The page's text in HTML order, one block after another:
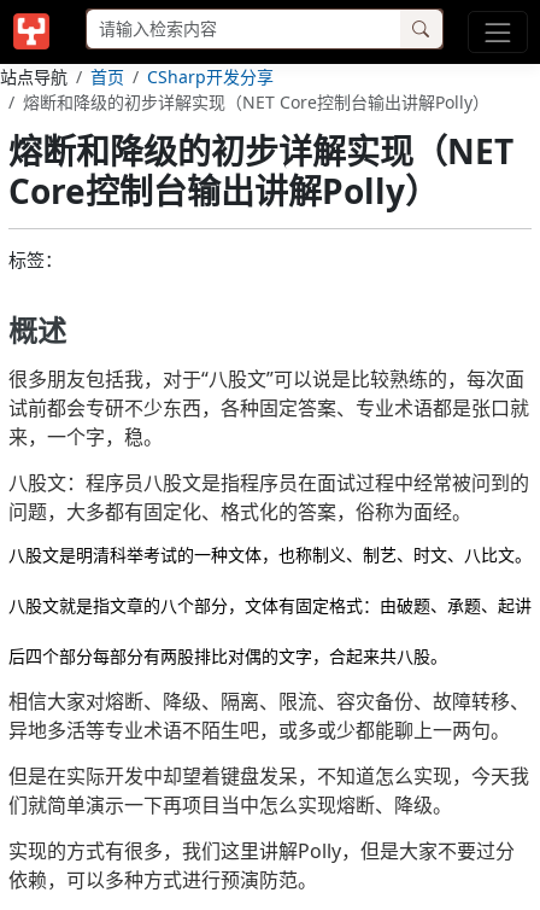
站点导航 首页
CSharp开发分享
熔断和降级的初步详解实现（NET Core控制台输出讲解Polly）
熔断和降级的初步详解实现（NET
Core控制台输出讲解Polly）
标签：
概述
很多朋友包括我，对于“八股文”可以说是比较熟练的，每次面
试前都会专研不少东西，各种固定答案、专业术语都是张口就
来，一个字，稳。
八股文：程序员八股文是指程序员在面试过程中经常被问到的
问题，大多都有固定化、格式化的答案，俗称为面经。
八股文是明清科举考试的一种文体，也称制义、制艺、时文、八比文。
八股文就是指文章的八个部分，文体有固定格式：由破题、承题、起
后四个部分每部分有两股排比对偶的文字，合起来共八股。
相信大家对熔断、降级、隔离、限流、容灾备份、故障转移、
异地多活等专业术语不陌生吧，或多或少都能聊上一两句。
但是在实际开发中却望着键盘发呆，不知道怎么实现，今天我
们就简单演示一下再项目当中怎么实现熔断、降级。
实现的方式有很多，我们这里讲解Polly，但是大家不要过分
依赖，可以多种方式进行预演防范。